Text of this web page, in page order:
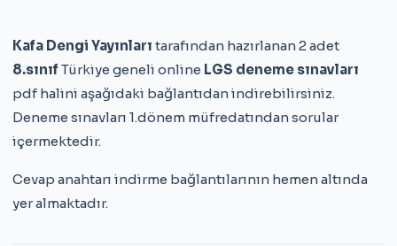
Kafa Dengi Yayınları tarafından hazırlanan 2 adet
8.sınıf Türkiye geneli online LGS deneme sınavları
pdf halini aşağıdaki bağlantıdan indirebilirsiniz.
Deneme sınavları 1.dönem müfredatından sorular
içermektedir.
Cevap anahtarı indirme bağlantılarının hemen altında
yer almaktadır.